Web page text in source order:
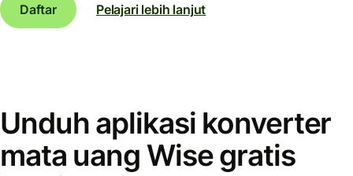
Daftar
Pelajari lebih lanjut
Unduh aplikasi konverter
mata uang Wise gratis